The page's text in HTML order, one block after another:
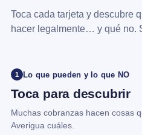
Toca cada tarjeta y descubre
hacer legalmente… y qué no.
1 Lo que pueden y lo que NO
Toca para descubrir
Muchas cobranzas hacen cosas
Averigua cuáles.